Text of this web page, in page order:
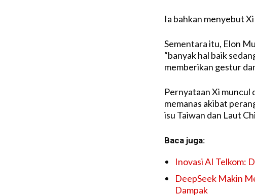
Ia bahkan menyebut Xi
Sementara itu, Elon
“banyak hal baik
memberikan gestur
Pernyataan Xi muncul
memanas akibat
isu Taiwan dan Laut
Baca juga:
Inovasi AI Telkom:
DeepSeek Makin
Dampak